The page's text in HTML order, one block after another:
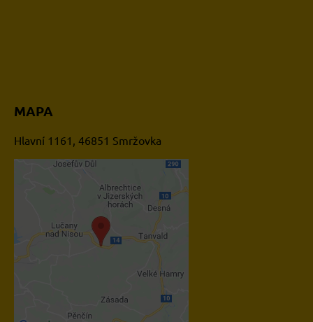
MAPA
Hlavní 1161, 46851 Smržovka
Externí obsah je blokován
Volbami soukromí
Přejete si načíst externí